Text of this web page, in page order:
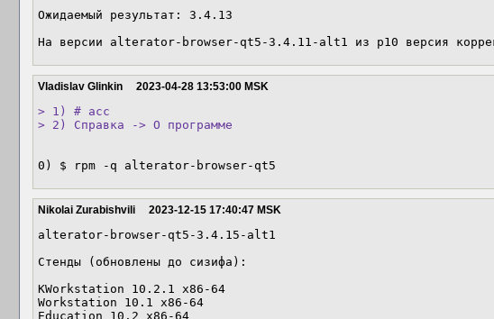
Ожидаемый результат: 3.4.13
На версии alterator-browser-qt5-3.4.11-alt1 из p10 версия
Vladislav Glinkin 2023-04-28 13:53:00 MSK
> 1) # acc
> 2) Справка -> О программе
0) $ rpm -q alterator-browser-qt5
Nikolai Zurabishvili 2023-12-15 17:40:47 MSK
alterator-browser-qt5-3.4.15-alt1
Стенды (обновлены до сизифа):
KWorkstation 10.2.1 x86-64
Workstation 10.1 x86-64
Education 10.2 x86-64